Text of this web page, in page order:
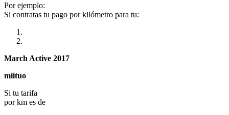
Por ejemplo:
Si contratas tu pago por kilómetro para tu:
March Active 2017
miituo
Si tu tarifa
por km es de